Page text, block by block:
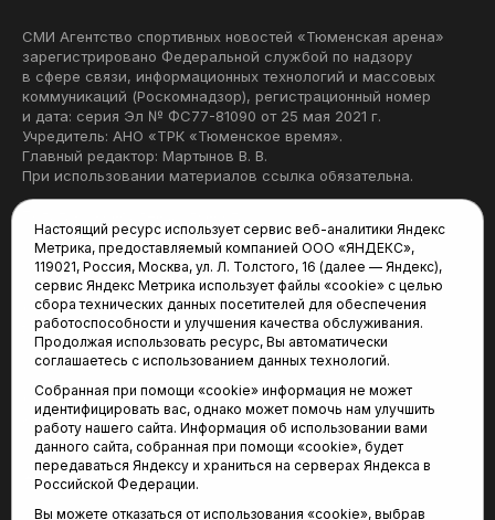
СМИ Агентство спортивных новостей «Тюменская арена»
зарегистрировано Федеральной службой по надзору
в сфере связи, информационных технологий и массовых
коммуникаций (Роскомнадзор), регистрационный номер
и дата: серия Эл № ФС77-81090 от 25 мая 2021 г.
Учредитель: АНО «ТРК «Тюменское время».
Главный редактор: Мартынов В. В.
При использовании материалов ссылка обязательна.
Редакция:
625035, Тюмень, пр. Геологоразведчиков, 28А
(3452) 68-22-28
tum-arena@mail.ru
Отдел продаж:
(3452) 68-89-78
kotovaev@sibinformburo.ru
Настоящий ресурс использует сервис веб-аналитики Яндекс
Метрика, предоставляемый компанией ООО «ЯНДЕКС»,
119021, Россия, Москва, ул. Л. Толстого, 16 (далее — Яндекс),
сервис Яндекс Метрика использует файлы «cookie» с целью
сбора технических данных посетителей для обеспечения
работоспособности и улучшения качества обслуживания.
Продолжая использовать ресурс, Вы автоматически
соглашаетесь с использованием данных технологий.
Собранная при помощи «cookie» информация не может
идентифицировать вас, однако может помочь нам улучшить
работу нашего сайта. Информация об использовании вами
данного сайта, собранная при помощи «cookie», будет
передаваться Яндексу и храниться на серверах Яндекса в
Российской Федерации.
Вы можете отказаться от использования «cookie», выбрав